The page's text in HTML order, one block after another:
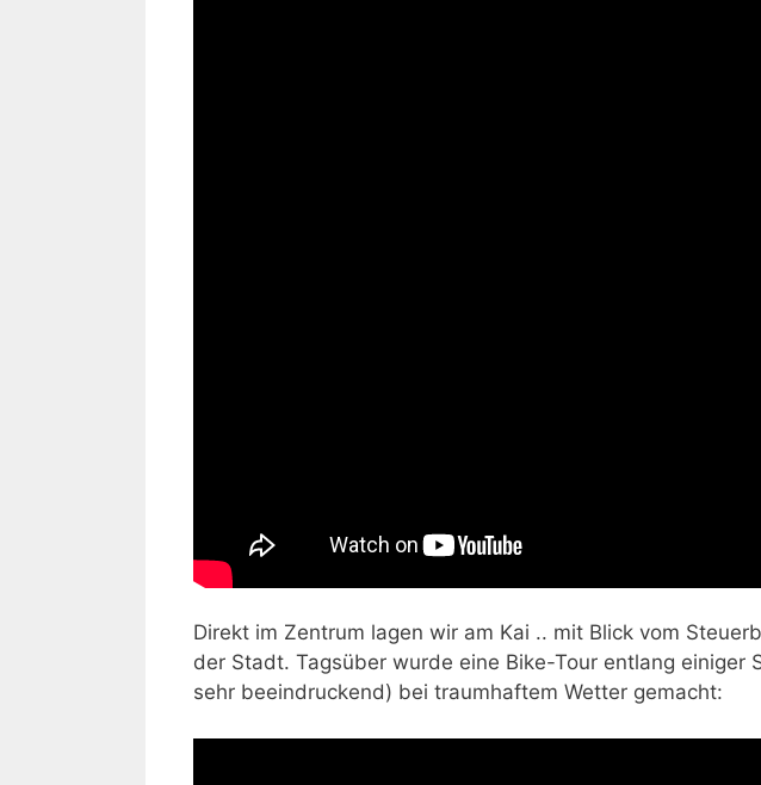
Direkt im Zentrum lagen wir am Kai .. mit Blick vom
der Stadt. Tagsüber wurde eine Bike-Tour entlang einiger
sehr beeindruckend) bei traumhaftem Wetter gemacht: